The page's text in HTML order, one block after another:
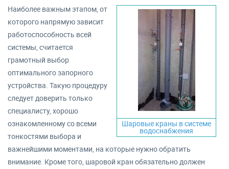
Шаровые краны в системе
водоснабжения
Наиболее важным этапом, от
которого напрямую зависит
работоспособность всей
системы, считается
грамотный выбор
оптимального запорного
устройства. Такую процедуру
следует доверить только
специалисту, хорошо
ознакомленному со всеми
тонкостями выбора и
важнейшими моментами, на которые нужно обратить
внимание. Кроме того, шаровой кран обязательно должен